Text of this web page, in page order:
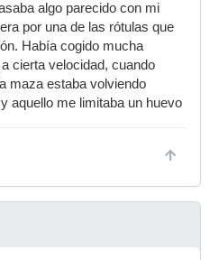
no vuelve tan rápido
patraña. Está jodido
tienen distinto
entiende, vamos... que doy
(el izquierdo va bien) y casi
lo que pierdo pegada y
algo parecido con mi
por una de las rótulas que
Había cogido mucha
cierta velocidad, cuando
maza estaba volviendo
aquello me limitaba un huevo